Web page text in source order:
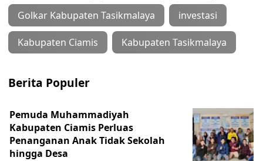
Golkar Kabupaten Tasikmalaya investasi
Kabupaten Ciamis Kabupaten Tasikmalaya
Berita Populer
Pemuda Muhammadiyah
Kabupaten Ciamis Perluas
Penanganan Anak Tidak Sekolah
hingga Desa